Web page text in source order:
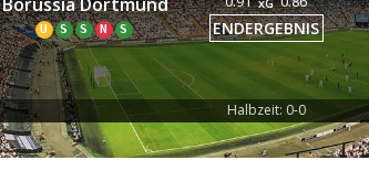
U S S N S ENDERGEBNIS
Halbzeit: 0-0